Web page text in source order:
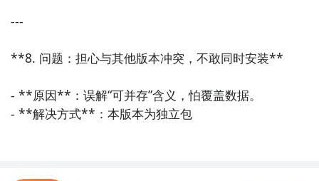
---
**8. 问题：担心与其他版本冲突，不敢同时安装**
- **原因**：误解“可并存”含义，怕覆盖数据。
- **解决方式**：本版本为独立包